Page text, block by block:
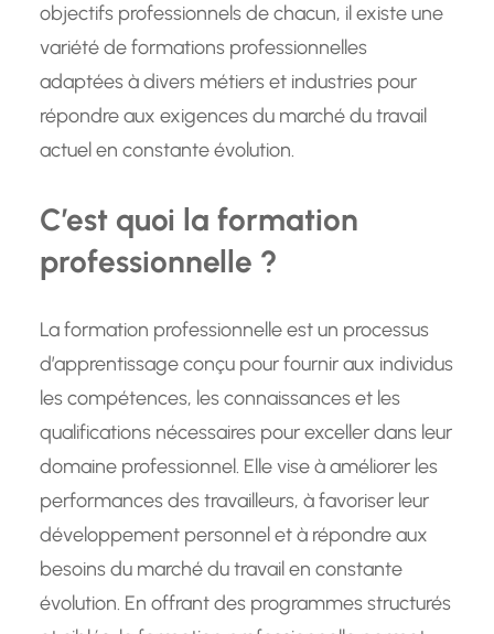
objectifs professionnels de chacun, il existe une
variété de formations professionnelles
adaptées à divers métiers et industries pour
répondre aux exigences du marché du travail
actuel en constante évolution.
C’est quoi la formation
professionnelle ?
La formation professionnelle est un processus
d’apprentissage conçu pour fournir aux individus
les compétences, les connaissances et les
qualifications nécessaires pour exceller dans leur
domaine professionnel. Elle vise à améliorer les
performances des travailleurs, à favoriser leur
développement personnel et à répondre aux
besoins du marché du travail en constante
évolution. En offrant des programmes structurés